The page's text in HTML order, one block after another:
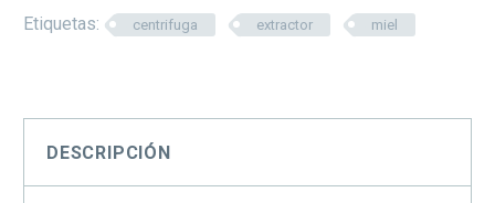
Etiquetas:
centrifuga extractor miel
DESCRIPCIÓN